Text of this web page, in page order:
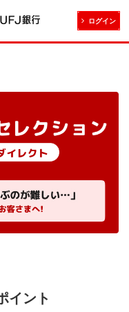
ログイン
イント